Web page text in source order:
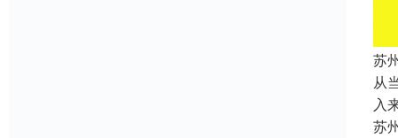
苏
从
入
苏